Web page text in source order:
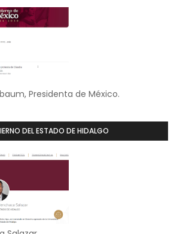
Presidenta de México.
DEL ESTADO DE HIDALGO